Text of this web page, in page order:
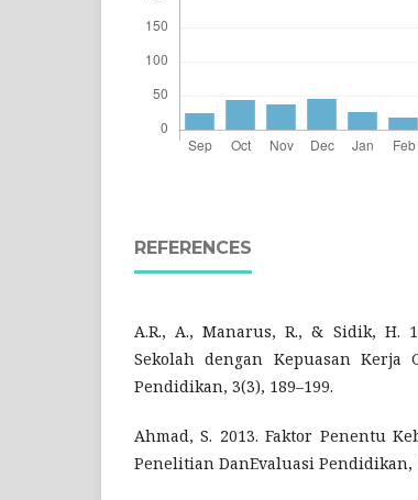
REFERENCES
A.R., A., Manarus, R., & Sidik, H.
Sekolah dengan Kepuasan Kerja
Pendidikan, 3(3), 189–199.
Ahmad, S. 2013. Faktor Penentu
Penelitian DanEvaluasi Pendidikan,